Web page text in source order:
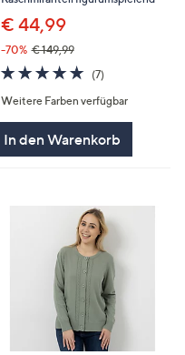
€ 44,99
-70% € 149,99
4.7
von
5
(7)7
Weitere Farben verfügbar
In den Warenkorb